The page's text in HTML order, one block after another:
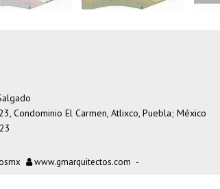
Condominio El Carmen, Atlixco, Puebla; México
www.gmarquitectos.com -